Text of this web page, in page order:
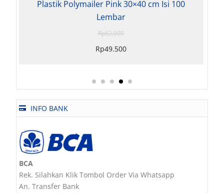
Polymailer Pink 30×40 cm Isi 100
Plastik
INFO BANK
BCA
Rek. Silahkan Klik Tombol Order Via Whatsapp
An. Transfer Bank